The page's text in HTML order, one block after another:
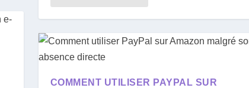
COMMENT UTILISER PAYPAL SUR